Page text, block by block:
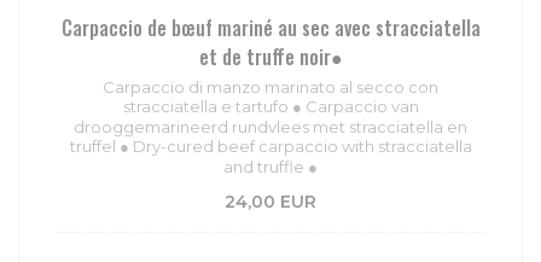
Carpaccio de bœuf mariné au sec avec stracciatella
et de truffe noir●
Carpaccio di manzo marinato al secco con
stracciatella e tartufo ● Carpaccio van
drooggemarineerd rundvlees met stracciatella en
truffel ● Dry-cured beef carpaccio with stracciatella
and truffle ●
24,00 EUR